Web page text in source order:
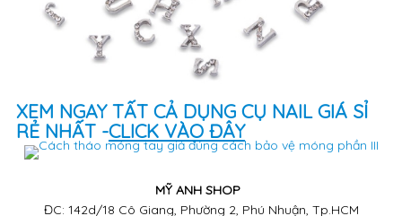
XEM NGAY TẤT CẢ DỤNG CỤ NAIL GIÁ SỈ
RẺ NHẤT -CLICK VÀO ĐÂY
MỸ ANH SHOP
ĐC: 142d/18 Cô Giang, Phường 2, Phú Nhuận, Tp.HCM